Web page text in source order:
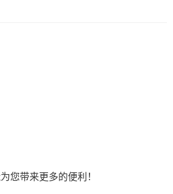
您带来更多的便利！